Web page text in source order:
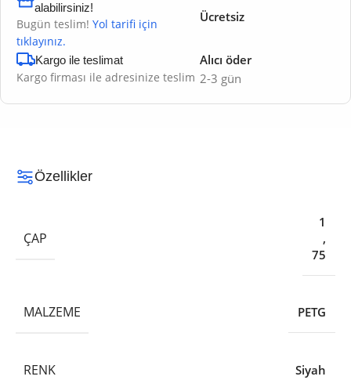
alabilirsiniz!
Bugün teslim! Yol tarifi için
tıklayınız.
Ücretsiz
Kargo ile teslimat
Kargo firması ile adresinize teslim 2-3 gün
Alıcı öder
Özellikler
ÇAP
1
,
75
MALZEME PETG
RENK Siyah